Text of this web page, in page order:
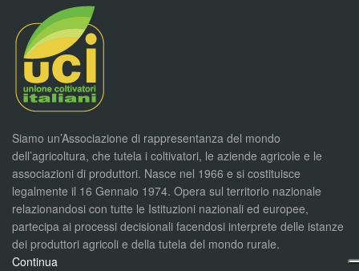
Siamo un’Associazione di rappresentanza del mondo
dell’agricoltura, che tutela i coltivatori, le aziende agricole e le
associazioni di produttori. Nasce nel 1966 e si costituisce
legalmente il 16 Gennaio 1974. Opera sul territorio nazionale
relazionandosi con tutte le Istituzioni nazionali ed europee,
partecipa ai processi decisionali facendosi interprete delle istanze
dei produttori agricoli e della tutela del mondo rurale.
Continua